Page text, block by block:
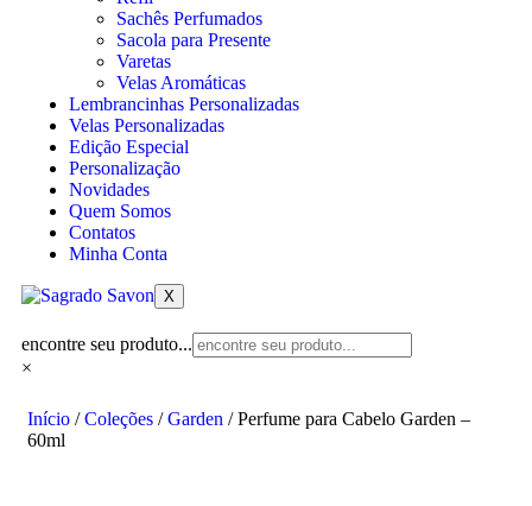
Sachês Perfumados
Sacola para Presente
Varetas
Velas Aromáticas
Lembrancinhas Personalizadas
Velas Personalizadas
Edição Especial
Personalização
Novidades
Quem Somos
Contatos
Minha Conta
X
encontre seu produto...
×
Início /Coleções /Garden / Perfume para Cabelo Garden –
60ml